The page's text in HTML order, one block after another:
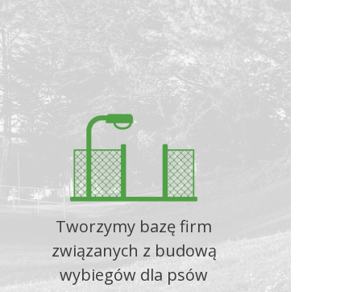
Tworzymy bazę firm
związanych z budową
wybiegów dla psów